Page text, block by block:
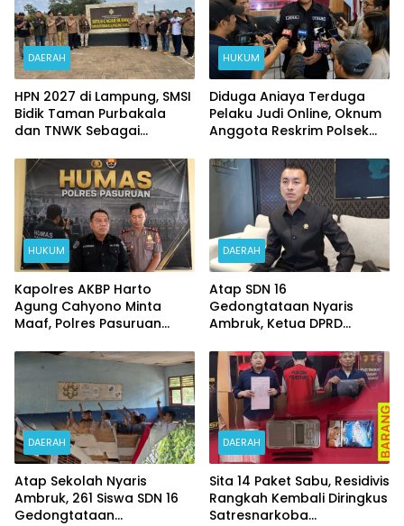
DAERAH
HPN 2027 di Lampung, SMSI
Bidik Taman Purbakala
dan TNWK Sebagai
HUKUM
Diduga Aniaya Terduga
Pelaku Judi Online, Oknum
Anggota Reskrim Polsek
HUKUM
Kapolres AKBP Harto
Agung Cahyono Minta
Maaf, Polres Pasuruan
Meninggalnya Terduga
Pelaku Judi Online
DAERAH
Atap SDN 16
Gedongtataan Nyaris
Ambruk, Ketua DPRD
Perjuangkan Anggaran
Perbaikan
DAERAH
Atap Sekolah Nyaris
Ambruk, 261 Siswa SDN 16
Gedongtataan
DAERAH
Sita 14 Paket Sabu, Residivis
Rangkah Kembali Diringkus
Satresnarkoba